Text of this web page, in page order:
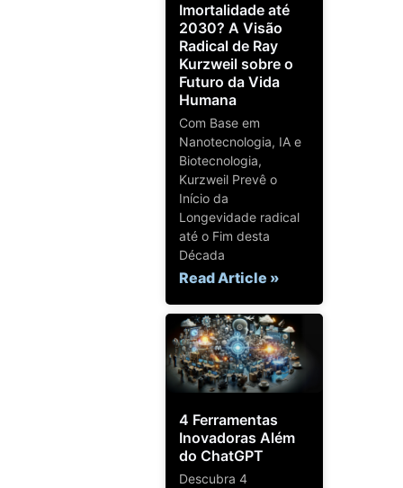
Imortalidade até
2030? A Visão
Radical de Ray
Kurzweil sobre o
Futuro da Vida
Humana
Com Base em
Nanotecnologia, IA e
Biotecnologia,
Kurzweil Prevê o
Início da
Longevidade radical
até o Fim desta
Década
Read Article »
4 Ferramentas
Inovadoras Além
do ChatGPT
Descubra 4